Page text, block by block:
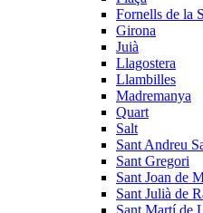
Fornells de la
Girona
Juià
Llagostera
Llambilles
Madremanya
Quart
Salt
Sant Andreu
Sant Gregori
Sant Joan de
Sant Julià de
Sant Martí de